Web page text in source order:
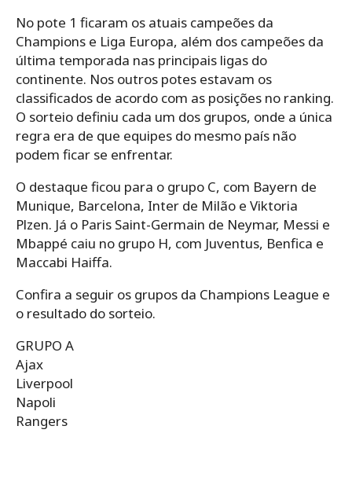
No pote 1 ficaram os atuais campeões da
Champions e Liga Europa, além dos campeões da
última temporada nas principais ligas do
continente. Nos outros potes estavam os
classificados de acordo com as posições no ranking.
O sorteio definiu cada um dos grupos, onde a única
regra era de que equipes do mesmo país não
podem ficar se enfrentar.
O destaque ficou para o grupo C, com Bayern de
Munique, Barcelona, Inter de Milão e Viktoria
Plzen. Já o Paris Saint-Germain de Neymar, Messi e
Mbappé caiu no grupo H, com Juventus, Benfica e
Maccabi Haiffa.
Confira a seguir os grupos da Champions League e
o resultado do sorteio.
GRUPO A
Ajax
Liverpool
Napoli
Rangers